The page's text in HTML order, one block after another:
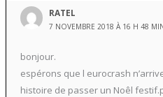
RATEL
7 NOVEMBRE 2018 À 16 H 48
bonjour.
espérons que l eurocrash
histoire de passer un Noêl